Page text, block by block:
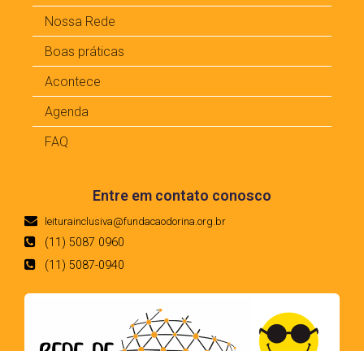
Nossa Rede
Boas práticas
Acontece
Agenda
FAQ
Entre em contato conosco
leiturainclusiva@fundacaodorina.org.br
(11) 5087 0960
(11) 5087-0940